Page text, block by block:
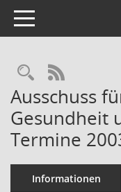
Toggle navigation
RSS-
Ausschuss
Gesundheit
Termine
Informationen